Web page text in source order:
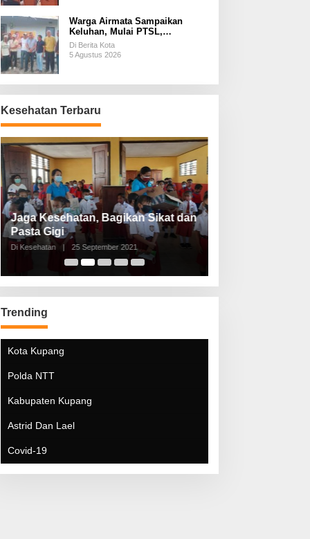
Warga Airmata Sampaikan
Keluhan, Mulai PTSL,
Ketersediaan Minyak Tanah &
Lahan Pemakaman
Di Berita Kota
5 Agustus 2026
Kesehatan Terbaru
Jaga Kesehatan, Bagikan Sikat dan
Pasta Gigi
Di Kesehatan | 25 September 2021
Trending
Kota Kupang
Polda NTT
Kabupaten Kupang
Astrid Dan Lael
Covid-19